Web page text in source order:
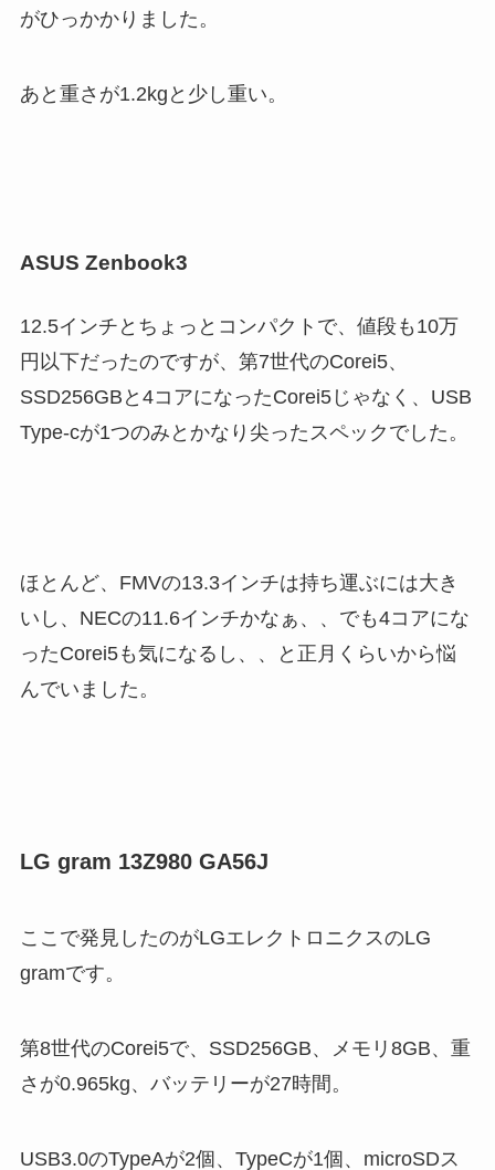
がひっかかりました。
あと重さが1.2kgと少し重い。
ASUS Zenbook3
12.5インチとちょっとコンパクトで、値段も10万
円以下だったのですが、第7世代のCorei5、
SSD256GBと4コアになったCorei5じゃなく、USB
Type-cが1つのみとかなり尖ったスペックでした。
ほとんど、FMVの13.3インチは持ち運ぶには大き
いし、NECの11.6インチかなぁ、、でも4コアにな
ったCorei5も気になるし、、と正月くらいから悩
んでいました。
LG gram 13Z980 GA56J
ここで発見したのがLGエレクトロニクスのLG
gramです。
第8世代のCorei5で、SSD256GB、メモリ8GB、重
さが0.965kg、バッテリーが27時間。
USB3.0のTypeAが2個、TypeCが1個、microSDス